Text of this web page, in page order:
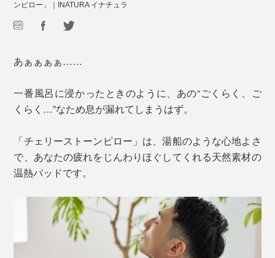
ンピロー」｜INATURA イナチュラ
あぁぁぁぁ……
一番風呂に浸かったときのように、あの“ごくらく、ご
くらく…”なため息が漏れてしまうはず。
「チェリーストーンピロー」は、湯船のような心地よさ
で、あなたの疲れをじんわりほぐしてくれる天然素材の
温熱パッドです。